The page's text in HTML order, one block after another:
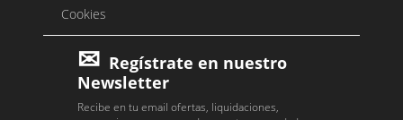
Cookies
Regístrate en nuestro
Newsletter
Recibe en tu email ofertas, liquidaciones,